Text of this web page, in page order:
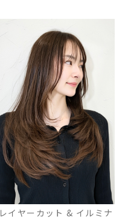
レイヤーカット & イルミナ